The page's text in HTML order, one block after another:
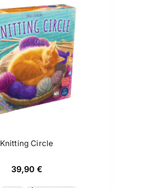
Knitting Circle
39,90 €